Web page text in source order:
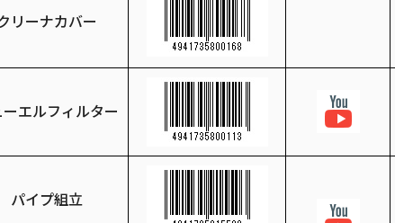
リーナカバー
エルフィルター
パイプ組立